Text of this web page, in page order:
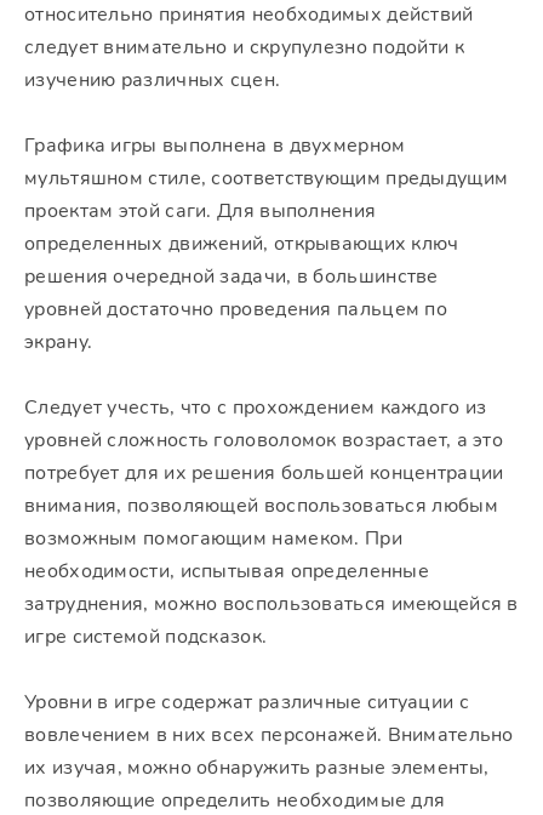
относительно принятия необходимых действий
следует внимательно и скрупулезно подойти к
изучению различных сцен.
Графика игры выполнена в двухмерном
мультяшном стиле, соответствующим предыдущим
проектам этой саги. Для выполнения
определенных движений, открывающих ключ
решения очередной задачи, в большинстве
уровней достаточно проведения пальцем по
экрану.
Следует учесть, что с прохождением каждого из
уровней сложность головоломок возрастает, а это
потребует для их решения большей концентрации
внимания, позволяющей воспользоваться любым
возможным помогающим намеком. При
необходимости, испытывая определенные
затруднения, можно воспользоваться имеющейся в
игре системой подсказок.
Уровни в игре содержат различные ситуации с
вовлечением в них всех персонажей. Внимательно
их изучая, можно обнаружить разные элементы,
позволяющие определить необходимые для